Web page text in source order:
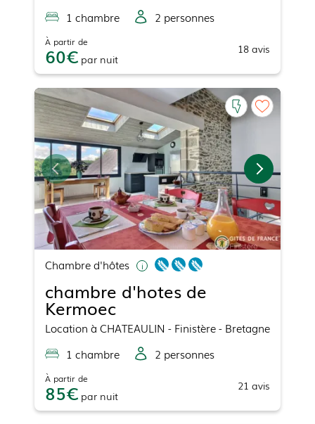
1 chambre 2 personnes
À partir de
60 par nuit
18 avis
Chambre d'hôtes
chambre d'hotes de
Kermoec
Location à CHATEAULIN - Finistère - Bretagne
1 chambre 2 personnes
À partir de
85 par nuit
21 avis